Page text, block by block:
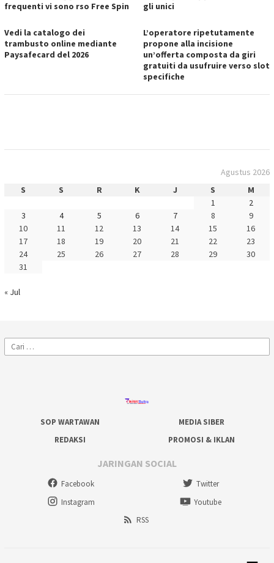
frequenti vi sono rso Free Spin
gli unici
Vedi la catalogo dei
trambusto online mediante
Paysafecard del 2026
L’operatore ripetutamente
propone alla incisione
un’offerta composta da giri
gratuiti da usufruire verso slot
specifiche
Agustus 2026
S
S R K J S
M
1
2
3
4 5 6 7 8
9
10
11 12 13 14 15
16
17
18 19 20 21 22
23
24
25 26 27 28 29
30
31
« Jul
Cari
untuk:
SOP WARTAWAN
MEDIA SIBER
REDAKSI
PROMOSI & IKLAN
JARINGAN SOCIAL
Facebook
Twitter
Instagram
Youtube
RSS